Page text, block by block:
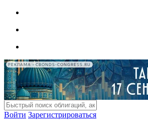
РЕКЛАМА • CBONDS-CONGRESS.RU
Войти Зарегистрироваться